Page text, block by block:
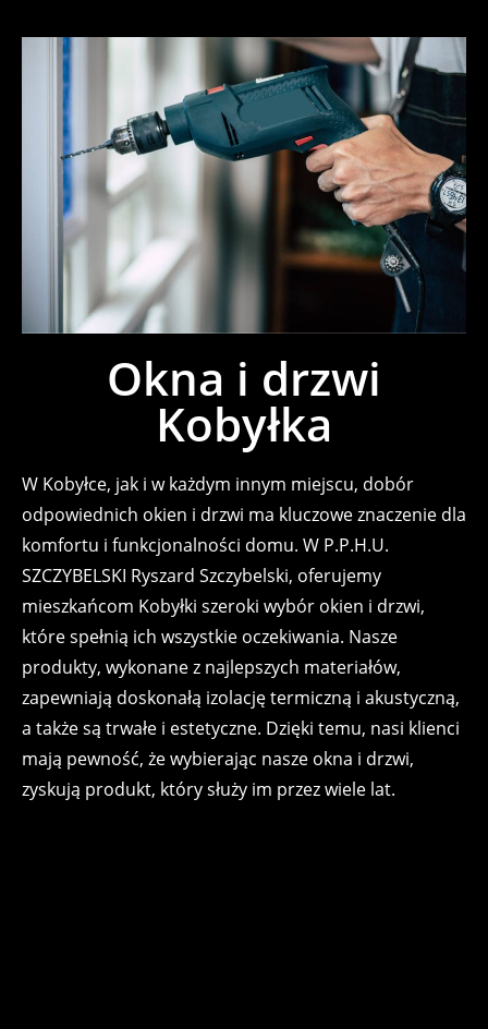
Okna i drzwi
Kobyłka
W Kobyłce, jak i w każdym innym miejscu, dobór
odpowiednich okien i drzwi ma kluczowe znaczenie dla
komfortu i funkcjonalności domu. W P.P.H.U.
SZCZYBELSKI Ryszard Szczybelski, oferujemy
mieszkańcom Kobyłki szeroki wybór okien i drzwi,
które spełnią ich wszystkie oczekiwania. Nasze
produkty, wykonane z najlepszych materiałów,
zapewniają doskonałą izolację termiczną i akustyczną,
a także są trwałe i estetyczne. Dzięki temu, nasi klienci
mają pewność, że wybierając nasze okna i drzwi,
zyskują produkt, który służy im przez wiele lat.